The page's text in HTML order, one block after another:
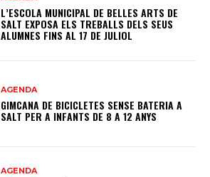
L’ESCOLA MUNICIPAL DE BELLES ARTS DE
SALT EXPOSA ELS TREBALLS DELS SEUS
ALUMNES FINS AL 17 DE JULIOL
AGENDA
GIMCANA DE BICICLETES SENSE BATERIA A
SALT PER A INFANTS DE 8 A 12 ANYS
AGENDA